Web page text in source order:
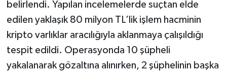
belirlendi. Yapılan incelemelerde suçtan elde
edilen yaklaşık 80 milyon TL’lik işlem hacminin
kripto varlıklar aracılığıyla aklanmaya çalışıldığı
tespit edildi. Operasyonda 10 şüpheli
yakalanarak gözaltına alınırken, 2 şüphelinin başka